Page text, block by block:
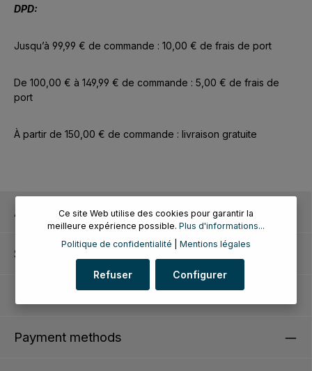
DPD:
Jusqu’à 99,99 € de commande : 10,00 € de frais de port
De 100,00 € à 149,99 € de commande : 5,00 € de frais de
port
À partir de 150,00 € de commande : livraison gratuite
Assistance téléphonique
Service client
Informations
Payment methods
Ce site Web utilise des cookies pour garantir la
meilleure expérience possible. Plus d'informations...
Politique de confidentialité
Mentions légales
Refuser Configurer